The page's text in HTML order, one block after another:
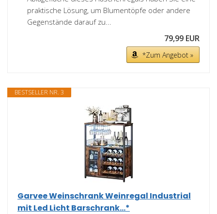
praktische Lösung, um Blumentöpfe oder andere
Gegenstände darauf zu...
79,99 EUR
*Zum Angebot »
BESTSELLER NR. 3
Garvee Weinschrank Weinregal Industrial
mit Led Licht Barschrank...*